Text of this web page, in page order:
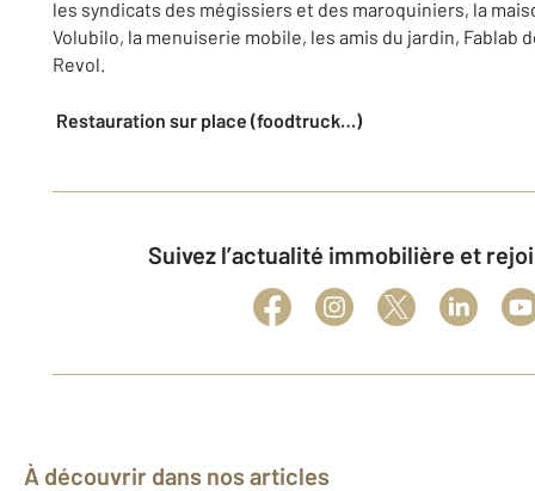
les syndicats des mégissiers et des maroquiniers, la
Volubilo, la menuiserie mobile, les amis du jardin, Fablab
Revol.
Restauration sur place (foodtruck…)
Suivez l’actualité immobilière et
À découvrir dans nos articles